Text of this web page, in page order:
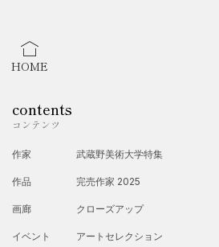
HOME
contents
コンテンツ
作家
作品
画廊
イベント
武蔵野美術大学特集
完売作家 2025
クローズアップ
アートセレクション